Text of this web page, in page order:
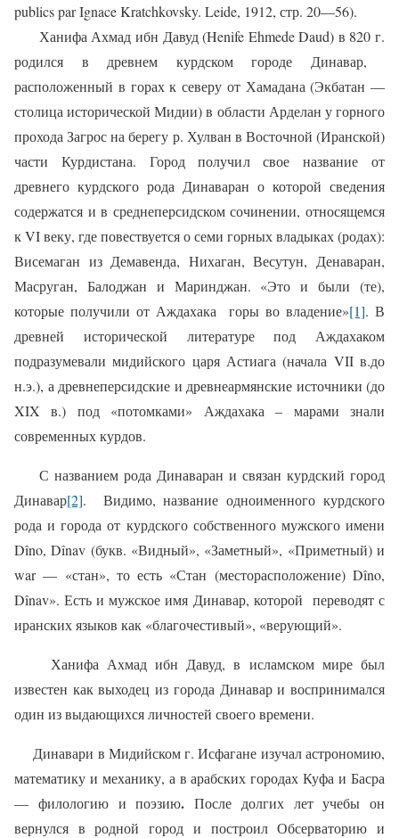
publics par Ignace Kratchkovsky. Leide, 1912, стр. 20—56).
Ханифа Ахмад ибн Давуд (Henife Ehmede Daud) в 820 г.
родился в древнем курдском городе Динавар,
расположенный в горах к северу от Хамадана (Экбатан —
столицаисторической Мидии) в области Арделан у горного
прохода Загрос на берегу р. Хулван в Восточной (Иранской)
части Курдистана. Город получил свое название от
древнего курдского рода Динаваран о которой сведения
содержатся и в среднеперсидском сочинении, относящемся
к VI веку, где повествуется о семи горных владыках (родах):
Висемаган из Демавенда, Нихаган, Весутун, Денаваран,
Масруган, Балоджан и Маринджан. «Это и были (те),
которые получили от Аждахака
горы во владение»[1]. В
древней исторической литературе под Аждахаком
подразумевали мидийского царя Астиага (начала VII в.до
н.э.), а древнеперсидские и древнеармянские источники (до
XIX в.) под «потомками» Аждахака – марами знали
современных курдов.
С названием рода Динаваран и связан курдский город
Динавар[2].
Видимо, название одноименного курдского
рода и города от курдского собственного мужского имени
Dîno,Dînav (букв. «Видный», «Заметный», «Приметный) и
war— «стан», то есть «Стан (месторасположение) Dîno,
Dînav». Есть и мужское имя Динавар, которой переводят с
иранских языков как «благочестивый», «верующий».
Ханифа Ахмад ибн Давуд, в исламском мире был
известен как выходец из города Динавар и воспринимался
один из выдающихся личностей своего времени.
Динавари в Мидийском г. Исфагане изучал астрономию,
математику и механику, а в арабских городах Куфа и Басра
— филологию и поэзию. После долгих лет учебы он
вернулся в родной город и построил Обсерваторию и